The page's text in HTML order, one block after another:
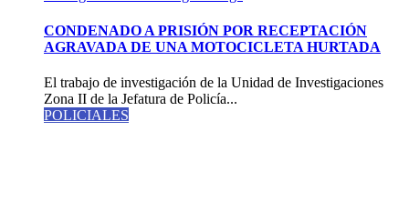
CONDENADO A PRISIÓN POR RECEPTACIÓN
AGRAVADA DE UNA MOTOCICLETA HURTADA
El trabajo de investigación de la Unidad de Investigaciones
Zona II de la Jefatura de Policía...
POLICIALES